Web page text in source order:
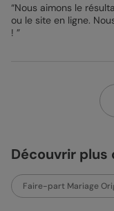
“Nous aimons le
ou le site en ligne. Nous commanderons prochainement le reste
! ”
Découvrir plus
Faire-part Mariage